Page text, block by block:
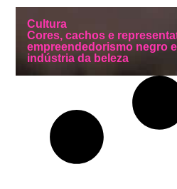
Cultura
Cores, cachos e
empreendedorismo negro
indústria da beleza